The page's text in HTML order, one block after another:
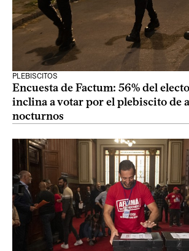
PLEBISCITOS
Encuesta de Factum: 56% del
inclina a votar por el plebiscito de
nocturnos